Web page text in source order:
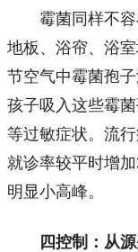
霉菌同样不
地板、浴帘、浴
节空气中霉菌孢
孩子吸入这些霉
等过敏症状。流
就诊率较平时增
明显小高峰。
四控制：从